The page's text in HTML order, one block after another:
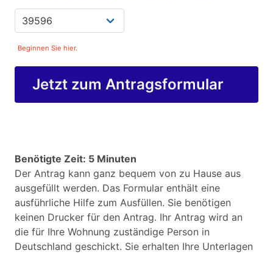
Beginnen Sie hier.
Jetzt zum Antragsformular
Benötigte Zeit: 5 Minuten
Der Antrag kann ganz bequem von zu Hause aus
ausgefüllt werden. Das Formular enthält eine
ausführliche Hilfe zum Ausfüllen. Sie benötigen
keinen Drucker für den Antrag. Ihr Antrag wird an
die für Ihre Wohnung zuständige Person in
Deutschland geschickt. Sie erhalten Ihre Unterlagen